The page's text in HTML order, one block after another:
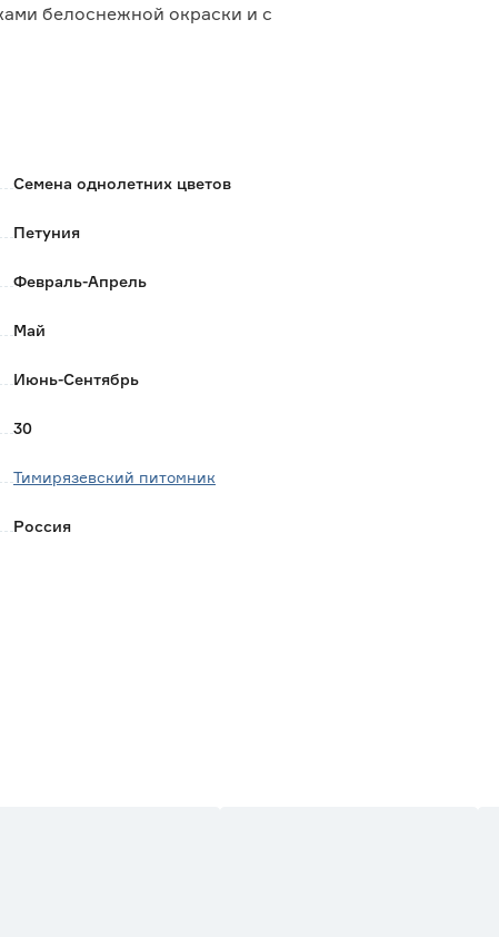
белоснежной окраски и с
Семена однолетних цветов
Петуния
Февраль-Апрель
Май
Июнь-Сентябрь
30
Тимирязевский питомник
Россия